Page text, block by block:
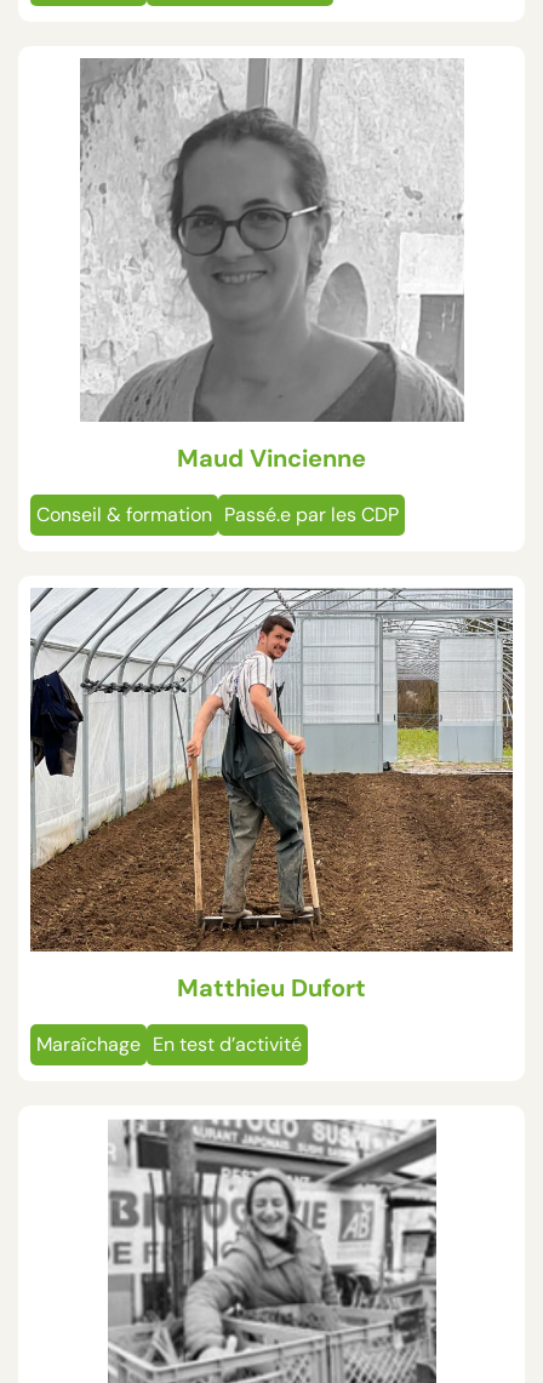
Maud Vincienne
Conseil & formation Passé.e par les CDP
Matthieu Dufort
Maraîchage En test d’activité